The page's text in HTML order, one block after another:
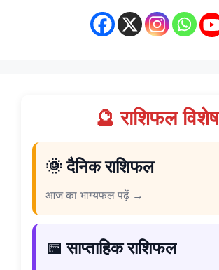
🔮 राशिफल विशेष
🌞 दैनिक राशिफल
आज का भाग्यफल पढ़ें →
📅 साप्ताहिक राशिफल